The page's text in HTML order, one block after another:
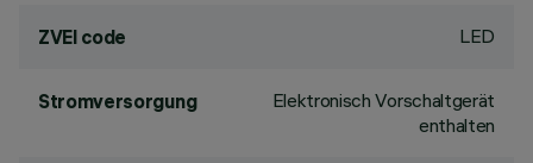
ZVEI code LED
Stromversorgung
Elektronisch Vorschaltgerät
enthalten